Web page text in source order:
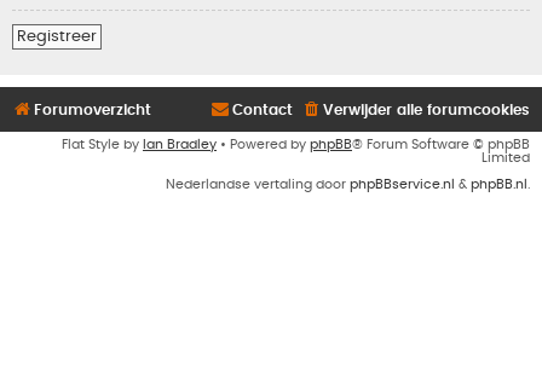
Registreer
Forumoverzicht Verwijder alle forumcookies
Contact
Flat Style by Ian Bradley • Powered by phpBB® Forum Software © phpBB
Limited
Nederlandse vertaling door phpBBservice.nl & phpBB.nl .